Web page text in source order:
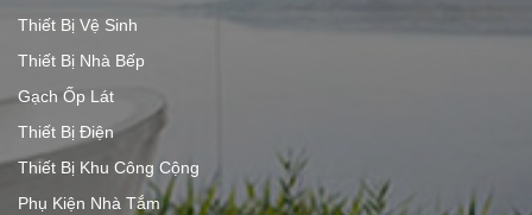
Thiết Bị Vệ Sinh
Thiết Bị Nhà Bếp
Gạch Ốp Lát
Thiết Bị Điện
Thiết Bị Khu Công Cộng
Phụ Kiện Nhà Tắm